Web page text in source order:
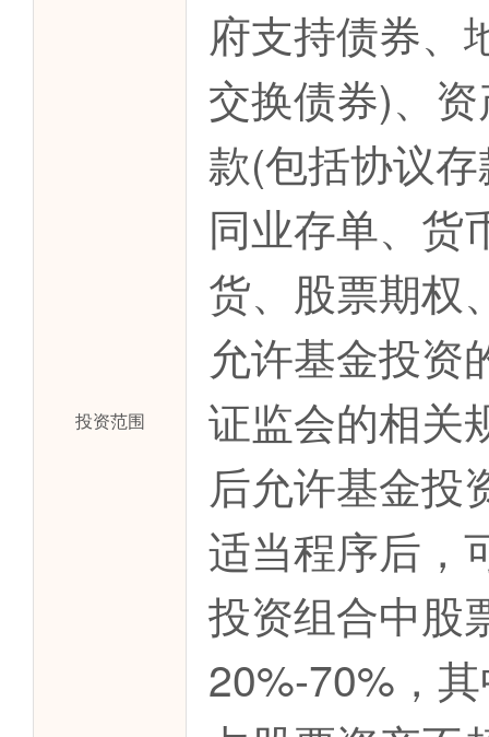
投资范围
府支持债券、
交换债券)、
款(包括协议
同业存单、货
货、股票期权
允许基金投资
证监会的相关
后允许基金投
适当程序后，
投资组合中股
20%-70%，